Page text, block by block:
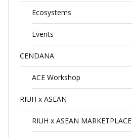
Ecosystems
Events
CENDANA
ACE Workshop
RIUH x ASEAN
RIUH x ASEAN MARKETPLACE